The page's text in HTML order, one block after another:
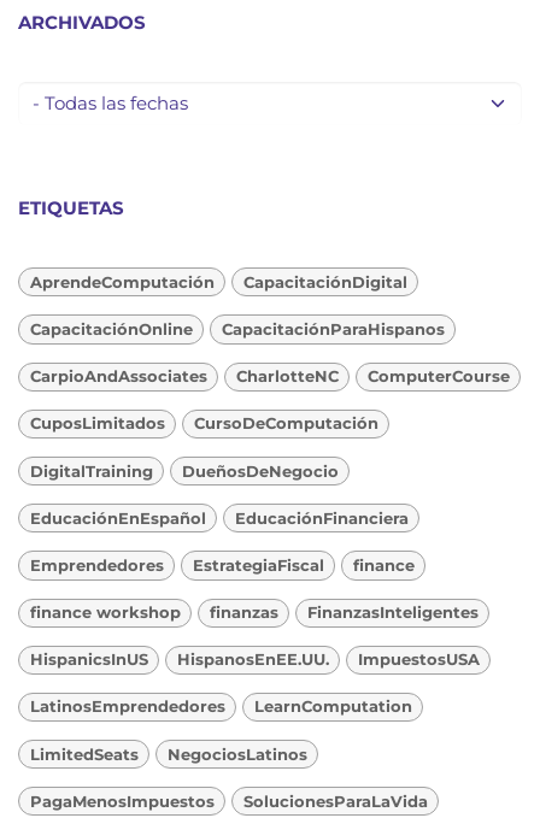
ARCHIVADOS
ETIQUETAS
AprendeComputación CapacitaciónDigital
CapacitaciónOnline CapacitaciónParaHispanos
CarpioAndAssociates CharlotteNC ComputerCourse
CuposLimitados CursoDeComputación
DigitalTraining DueñosDeNegocio
EducaciónEnEspañol EducaciónFinanciera
Emprendedores EstrategiaFiscal finance
finance workshop finanzas FinanzasInteligentes
HispanicsInUS HispanosEnEE.UU. ImpuestosUSA
LatinosEmprendedores LearnComputation
LimitedSeats NegociosLatinos
PagaMenosImpuestos SolucionesParaLaVida